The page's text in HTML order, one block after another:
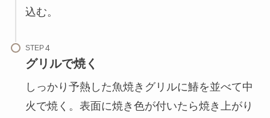
込む。
STEP
グリルで焼く
しっかり予熱した魚焼きグリルに鰆を並べて中
火で焼く。表面に焼き色が付いたら焼き上がり